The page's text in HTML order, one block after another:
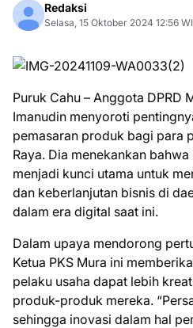
Redaksi
Selasa, 15 Oktober 2024 12:56
Puruk Cahu – Anggota DPRD
Imanudin menyoroti
pemasaran produk bagi para
Raya. Dia menekankan
menjadi kunci utama untuk
dan keberlanjutan bisnis di
dalam era digital saat ini.
Dalam upaya mendorong
Ketua PKS Mura ini
pelaku usaha dapat lebih
produk-produk mereka.
sehingga inovasi dalam hal